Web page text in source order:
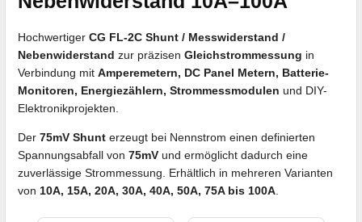
Hochwertiger CG FL-2C Shunt / Messwiderstand /
Nebenwiderstand zur präzisen Gleichstrommessung in
Verbindung mit Amperemetern, DC Panel Metern, Batterie-
Monitoren, Energiezählern, Strommessmodulen und DIY-
Elektronikprojekten.
Der 75mV Shunt erzeugt bei Nennstrom einen definierten
Spannungsabfall von 75mV und ermöglicht dadurch eine
zuverlässige Strommessung. Erhältlich in mehreren Varianten
von 10A, 15A, 20A, 30A, 40A, 50A, 75A bis 100A.